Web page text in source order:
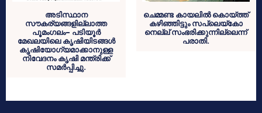
അടിസ്ഥാന
സൗകര്യങ്ങളില്ലാത്ത
പൂമംഗലം- പടിയൂര്‍
മേഖലയിലെ കൃഷിയിടങ്ങള്‍
കൃഷിയോഗ്യമാക്കാനുള്ള
നിവേദനം കൃഷി മന്ത്രിക്ക്
സമര്‍പ്പിച്ചു.
ചെമ്മണ്ട കായലില്‍ കൊയ്ത്ത്
കഴിഞ്ഞിട്ടും സപ്ലെയ്‌കോ
നെല്ല് സംഭരിക്കുന്നില്ലെന്ന്
പരാതി.